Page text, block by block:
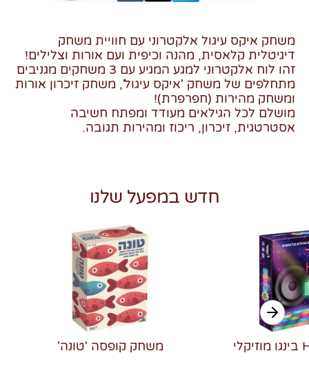
משחק איקס עיגול אלקטרוני עם חוויית משחק
דיגיטלית קלאסית, מהנה וכיפית ועם אורות וצלילים!
זהו לוח אלקטרוני למגע המגיע עם 3 משחקים מגניבים
מתחלפים של משחק 'איקס עיגול', משחק זיכרון אורות
ומשחק מהירות (חפרפרת)!
מושלם לכל הגילאים מעודד ומפתח חשיבה
אסטרטגית, זיכרון, ריכוז ומהירות תגובה.
חדש במפעל שלנו
משחק קופסה 'טונה'